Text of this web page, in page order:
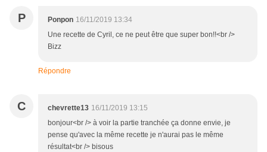
P Ponpon 16/11/2019 13:34
Une recette de Cyril, ce ne peut être que super bon!!<br />
Bizz
Répondre
C chevrette13 16/11/2019 13:15
bonjour<br /> à voir la partie tranchée ça donne envie, je
pense qu'avec la même recette je n'aurai pas le même
résultat<br /> bisous